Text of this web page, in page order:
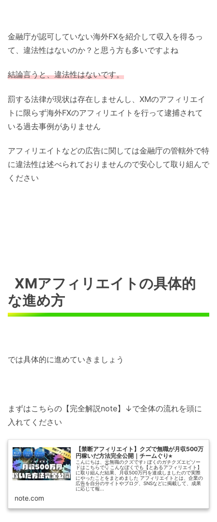
金融庁が認可していない海外FXを紹介して収入を得るっ
て、違法性はないのか？と思う方も多いですよね
結論言うと、違法性はないです。
罰する法律が現状は存在しませんし、XMのアフィリエイ
トに限らず海外FXのアフィリエイトを行って逮捕されて
いる過去事例がありません
アフィリエイトなどの広告に関しては金融庁の管轄外で特
に違法性は述べられておりませんので安心して取り組んで
ください
XMアフィリエイトの具体的
な進め方
では具体的に進めていきましょう
まずはこちらの【完全解説note】↓で全体の流れを頭に
入れてください
【禁断アフィリエイト】クズで無職が月収500万
円稼いだ方法完全公開｜チームぐり⭐︎
こんにちは、元無職のクズです♪ ぼくのガチクズエピソー
ドはこちらで👇 こんなぼくでも【とあるアフィリエイト】
に取り組んだ結果、月収500万円を達成しましたので実際
にやったことをまとめました アフィリエイトとは、企業の
広告を自分のサイトやブログ、SNSなどに掲載して、成果
に応じて報...
note.com